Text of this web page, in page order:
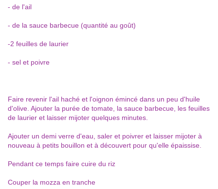
- de l'ail
- de la sauce barbecue (quantité au goût)
-2 feuilles de laurier
- sel et poivre
Faire revenir l'ail haché et l'oignon émincé dans un peu d'huile
d'olive. Ajouter la purée de tomate, la sauce barbecue, les feuilles
de laurier et laisser mijoter quelques minutes.
Ajouter un demi verre d'eau, saler et poivrer et laisser mijoter à
nouveau à petits bouillon et à découvert pour qu'elle épaissise.
Pendant ce temps faire cuire du riz
Couper la mozza en tranche